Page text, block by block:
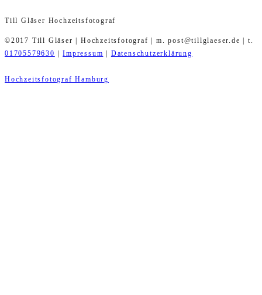
Till Gläser Hochzeitsfotograf
©2017 Till Gläser | Hochzeitsfotograf | m. post@tillglaeser.de | t.
01705579630
|Impressum Datenschutzerklärung
Hochzeitsfotograf Hamburg